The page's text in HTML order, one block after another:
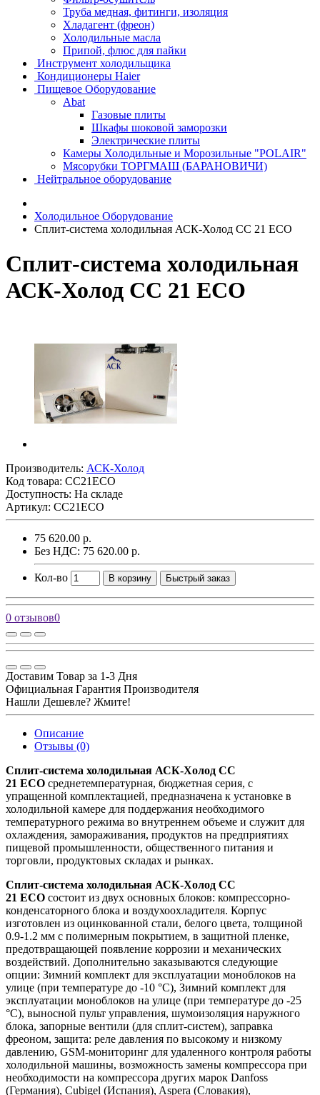
Труба медная, фитинги, изоляция
Хладагент (фреон)
Холодильные масла
Припой, флюс для пайки
Инструмент холодильщика
Кондиционеры Haier
Пищевое Оборудование
Abat
Газовые плиты
Шкафы шоковой заморозки
Электрические плиты
Камеры Холодильные и Морозильные "POLAIR"
Мясорубки ТОРГМАШ (БАРАНОВИЧИ)
Нейтральное оборудование
Холодильное Оборудование
Сплит-система холодильная АСК-Холод CC 21 ECO
Сплит-система холодильная
АСК-Холод CC 21 ECO
Производитель: АСК-Холод
Код товара: CC21ECO
Доступность: На складе
Артикул: CC21ECO
75 620.00 р.
Без НДС: 75 620.00 р.
Кол-во В корзину Быстрый заказ
0 отзывов0
Доставим Товар за 1-3 Дня
Официальная Гарантия Производителя
Нашли Дешевле? Жмите!
Описание
Отзывы (0)
Сплит-система холодильная АСК-Холод CC
21 ECO среднетемпературная, бюджетная серия, с
упращенной комплектацией, предназначена к установке в
холодильной камере для поддержания необходимого
температурного режима во внутреннем объеме и служит для
охлаждения, замораживания, продуктов на предприятиях
пищевой промышленности, общественного питания и
торговли, продуктовых складах и рынках.
Сплит-система холодильная АСК-Холод CC
21 ECO состоит из двух основных блоков: компрессорно-
конденсаторного блока и воздухоохладителя. Корпус
изготовлен из оцинкованной стали, белого цвета, толщиной
0.9-1.2 мм с полимерным покрытием, в защитной пленке,
предотвращающей появление коррозии и механических
воздействий. Дополнительно заказываются следующие
опции: Зимний комплект для эксплуатации моноблоков на
улице (при температуре до -10 °С), Зимний комплект для
эксплуатации моноблоков на улице (при температуре до -25
°С), выносной пульт управления, шумоизоляция наружного
блока, запорные вентили (для сплит-систем), заправка
фреоном, защита: реле давления по высокому и низкому
давлению, GSM-мониторинг для удаленного контроля работы
холодильной машины, возможность замены компрессора при
необходимости на компрессора других марок Danfoss
(Германия), Cubigel (Испания), Aspera (Словакия),